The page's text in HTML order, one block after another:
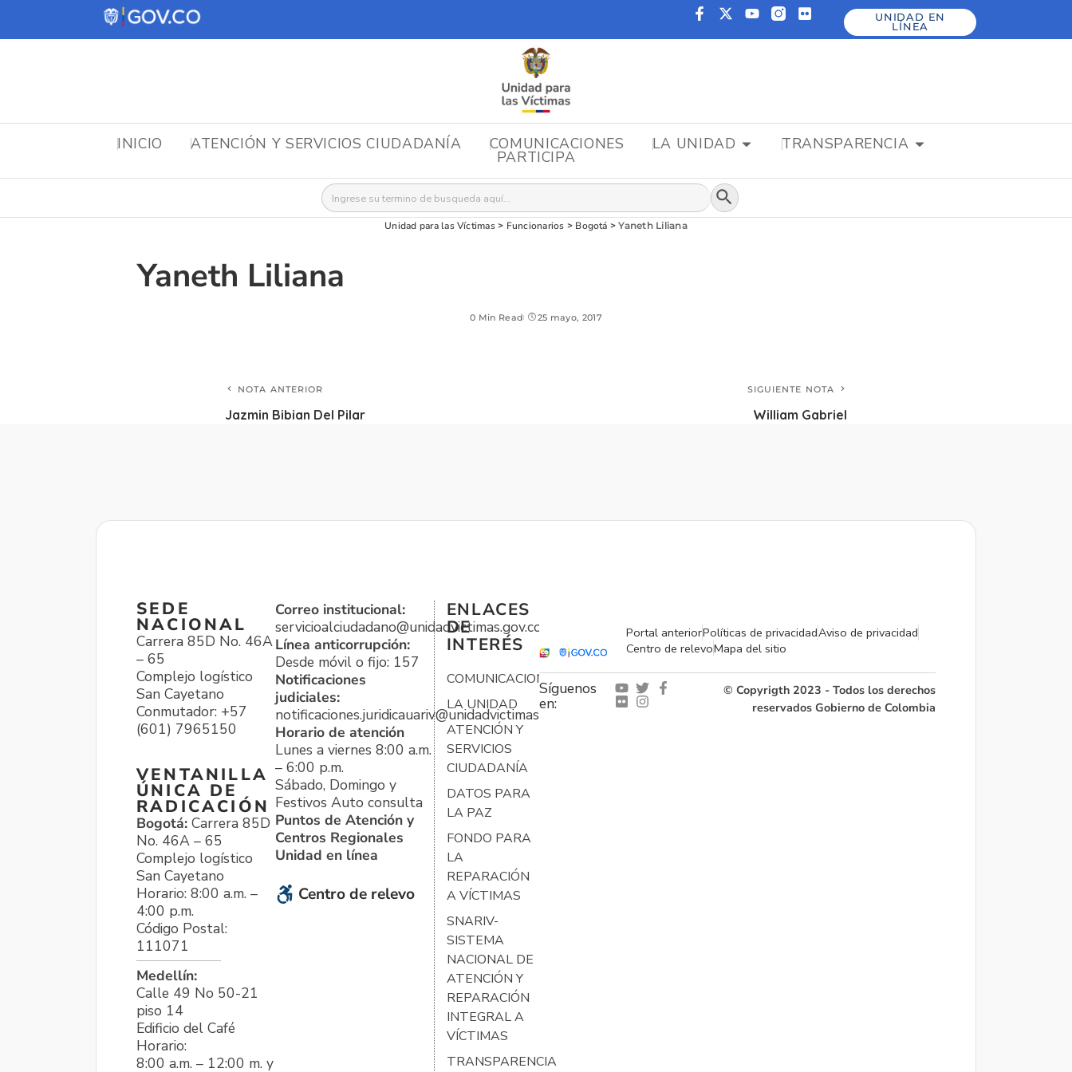
UNIDAD EN
LÍNEA
INICIO ATENCIÓN Y SERVICIOS CIUDADANÍA COMUNICACIONES LA UNIDAD TRANSPARENCIA
PARTICIPA
Buscar: Botón de búsqueda
Unidad para las Víctimas> Funcionarios > Bogotá >Yaneth Liliana
Yaneth Liliana
0 Min Read 25 mayo, 2017
NOTA ANTERIOR
Jazmin Bibian Del Pilar
SIGUIENTE NOTA
William Gabriel
SEDE
NACIONAL
Carrera 85D No. 46A
– 65
Complejo logístico
San Cayetano
Conmutador: +57
(601) 7965150
VENTANILLA
ÚNICA DE
RADICACIÓN
Bogotá: Carrera 85D
No. 46A – 65
Complejo logístico
San Cayetano
Horario: 8:00 a.m. –
4:00 p.m.
Código Postal:
111071
Medellín:
Calle 49 No 50-21
piso 14
Edificio del Café
Horario:
8:00 a.m. – 12:00 m. y
Correo institucional:
servicioalciudadano@unidadvictimas.gov.co
Línea anticorrupción:
Desde móvil o fijo: 157
Notificaciones
judiciales:
notificaciones.juridicauariv@unidadvictimas.gov.co
Horario de atención
Lunes a viernes 8:00 a.m.
– 6:00 p.m.
Sábado, Domingo y
Festivos Auto consulta
Puntos de Atención y
Centros Regionales
Unidad en línea
Centro de relevo
ENLACES
DE
INTERÉS
COMUNICACIONES
LA UNIDAD
ATENCIÓN Y
SERVICIOS
CIUDADANÍA
DATOS PARA
LA PAZ
FONDO PARA
LA
REPARACIÓN
A VÍCTIMAS
SNARIV-
SISTEMA
NACIONAL DE
ATENCIÓN Y
REPARACIÓN
INTEGRAL A
VÍCTIMAS
TRANSPARENCIA
Portal anteriorPolíticas de privacidadAviso de privacidad
Centro de relevoMapa del sitio
Síguenos
en:
© Copyrigth 2023 - Todos los derechos
reservados Gobierno de Colombia